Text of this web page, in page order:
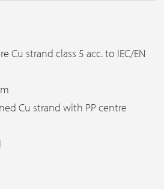
Cu strand class 5 acc. to IEC/EN
Cu strand with PP centre